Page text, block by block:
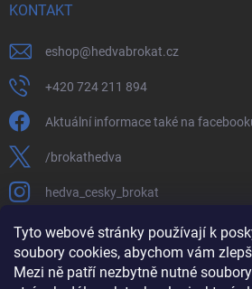
Tyto webové stránky používají k
soubory cookies, abychom vám
Mezi ně patří nezbytně nutné
KONTAKT
eshop@hedvabrokat.cz
+420 724 211 894
Aktuální informace také na
/brokathedva
hedva_cesky_brokat
https://www.youtube.com/channel/